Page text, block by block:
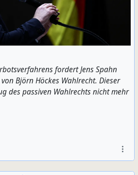
fordert Jens Spahn
Björn Höckes Wahlrecht. Dieser
des passiven Wahlrechts nicht mehr